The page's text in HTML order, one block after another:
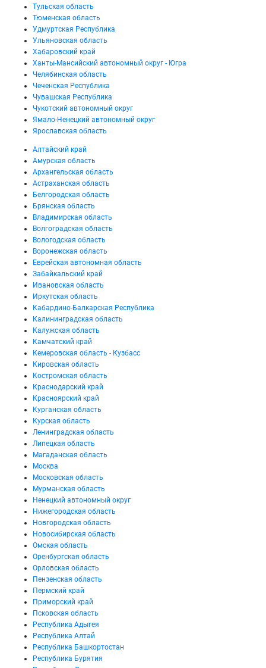
Тульская область
Тюменская область
Удмуртская Республика
Ульяновская область
Хабаровский край
Ханты-Мансийский автономный округ - Югра
Челябинская область
Чеченская Республика
Чувашская Республика
Чукотский автономный округ
Ямало-Ненецкий автономный округ
Ярославская область
Алтайский край
Амурская область
Архангельская область
Астраханская область
Белгородская область
Брянская область
Владимирская область
Волгоградская область
Вологодская область
Воронежская область
Еврейская автономная область
Забайкальский край
Ивановская область
Иркутская область
Кабардино-Балкарская Республика
Калининградская область
Калужская область
Камчатский край
Кемеровская область - Кузбасс
Кировская область
Костромская область
Краснодарский край
Красноярский край
Курганская область
Курская область
Ленинградская область
Липецкая область
Магаданская область
Москва
Московская область
Мурманская область
Ненецкий автономный округ
Нижегородская область
Новгородская область
Новосибирская область
Омская область
Оренбургская область
Орловская область
Пензенская область
Пермский край
Приморский край
Псковская область
Республика Адыгея
Республика Алтай
Республика Башкортостан
Республика Бурятия